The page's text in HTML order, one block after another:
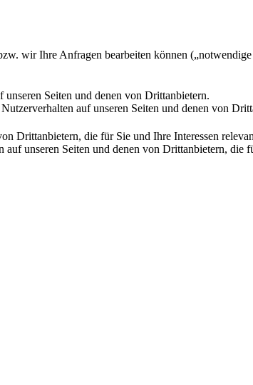
wir Ihre Anfragen bearbeiten können
Seiten und denen von Drittanbietern.
auf unseren Seiten und denen von
Drittanbietern, die für Sie und Ihre Interessen
auf unseren Seiten und denen von Drittanbietern,